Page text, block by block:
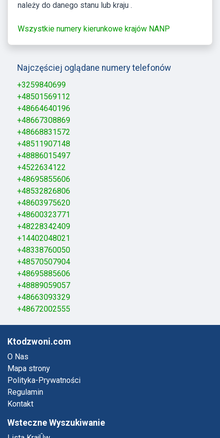
należy do danego stanu lub kraju .
Wszystkie numery kierunkowe krajów NANP
Najczęściej oglądane numery telefonów
+3259840699
+48501569112
+48664640196
+48667308869
+48668831572
+48511907148
+48886015497
+4522634122
+48695855606
+48532826806
+48603975620
+48600323771
+48228342409
+14402048021
+48338760050
+48570507904
+48695885606
+48889059057
+48663093329
+48672002555
Ktodzwoni.com
O Nas
Mapa strony
Polityka-Prywatności
Regulamin
Kontakt
Wsteczne Wyszukiwanie